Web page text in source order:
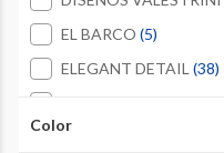
EL BARCO (5)
ELEGANT DETAIL (38)
KEA
Color